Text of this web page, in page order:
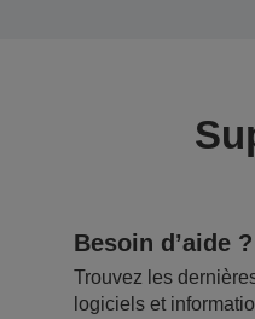
Besoin d’aide ?
Trouvez les
logiciels et